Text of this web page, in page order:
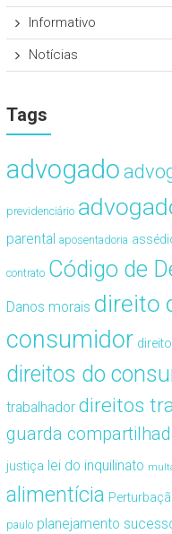
Informativo
Notícias
Tags
advogado
previdenciário
parental aposentadoria
contrato Código de
Danos morais direito
consumidor
direitos do
trabalhador direitos
guarda
justiça lei do inquilinato
alimentícia
paulo planejamento